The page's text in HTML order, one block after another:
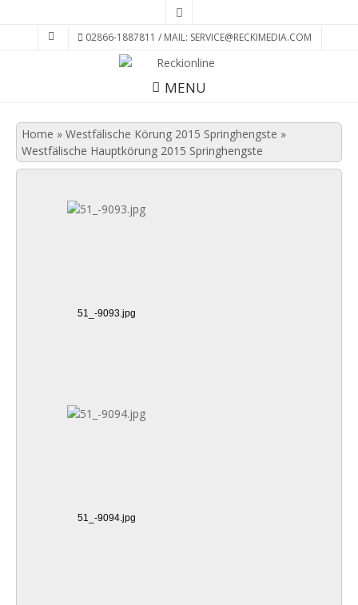
02866-1887811 / MAIL: SERVICE@RECKIMEDIA.COM
MENU
Home » Westfälische Körung 2015 Springhengste »
Westfälische Hauptkörung 2015 Springhengste
51_-9093.jpg
51_-9094.jpg